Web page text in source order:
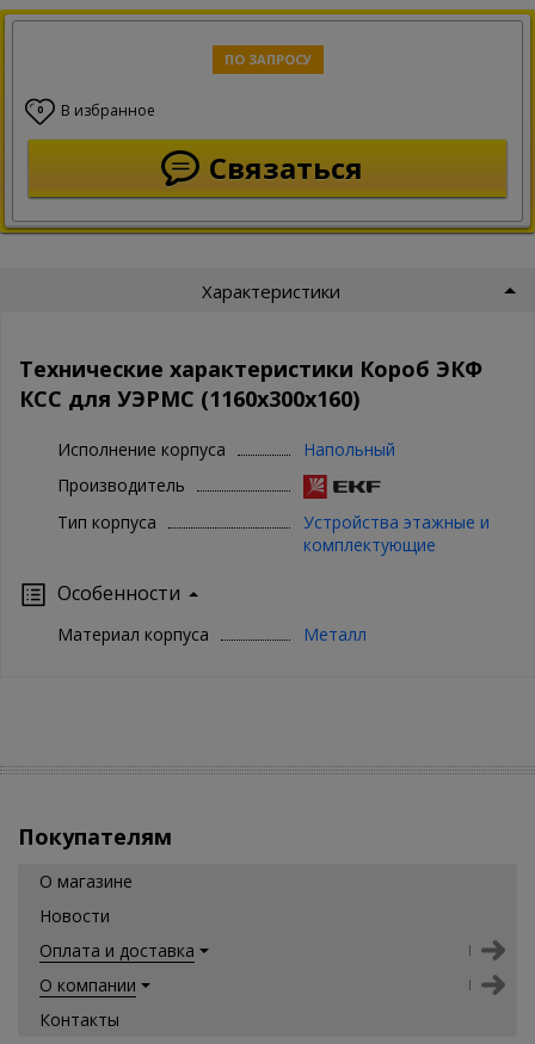
ПО ЗАПРОСУ
0 В избранное
Связаться
Характеристики
Технические характеристики Короб ЭКФ
КСС для УЭРМС (1160х300х160)
Исполнение корпуса
Напольный
Производитель
Тип корпуса
Устройства этажные и
комплектующие
Особенности
Материал корпуса Металл
Покупателям
О магазине
Новости
Оплата и доставка
О компании
Контакты